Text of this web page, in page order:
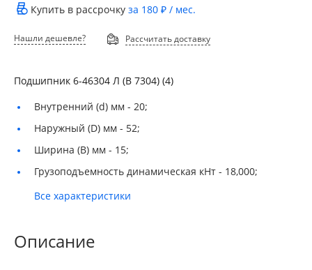
Купить в рассрочку за 180 ₽ / мес.
Нашли дешевле? Рассчитать доставку
Подшипник 6-46304 Л (В 7304) (4)
Внутренний (d) мм - 20;
Наружный (D) мм - 52;
Ширина (B) мм - 15;
Грузоподъемность динамическая кНт - 18,000;
Все характеристики
Описание